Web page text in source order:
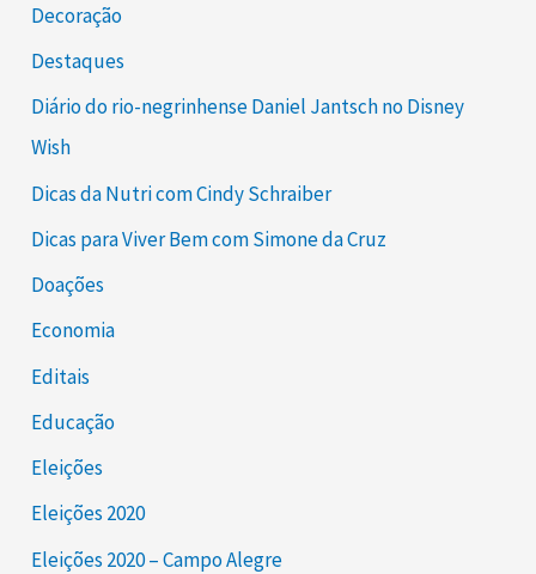
Decoração
Destaques
Diário do rio-negrinhense Daniel Jantsch no Disney
Wish
Dicas da Nutri com Cindy Schraiber
Dicas para Viver Bem com Simone da Cruz
Doações
Economia
Editais
Educação
Eleições
Eleições 2020
Eleições 2020 – Campo Alegre